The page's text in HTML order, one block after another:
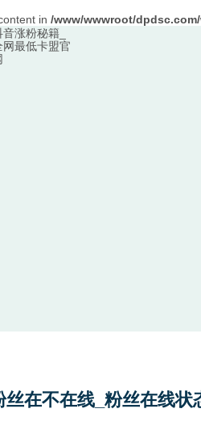
in /www/wwwroot/
音涨粉秘籍_
网最低卡盟官
在不在线_粉丝在线状